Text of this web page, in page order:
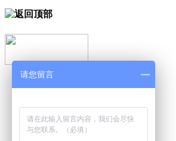
凯瑞德首页
个人防护用品
消防设备
代理品牌
请您留言